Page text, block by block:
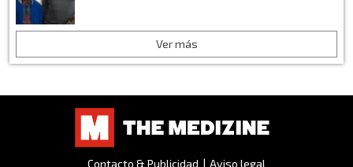
Ver más
Contacto & Publicidad | Aviso legal